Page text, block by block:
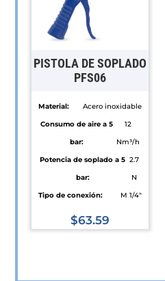
opciones
se
pueden
elegir
en
página
de
producto
PISTOLA DE SOPLADO
PFS06
Material:
Acero inoxidable
Consumo de aire a 5
bar:
12
Nm³/h
Potencia de soplado a 5
bar:
2.7
N
Tipo de conexión:
M 1/4"
$63.59